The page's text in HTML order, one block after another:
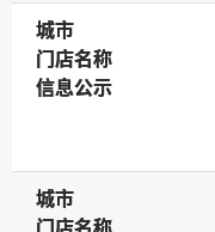
城市
城市
门店名称
门店名称
信息公示
信息公示
城市
城市
门店名称
门店名称